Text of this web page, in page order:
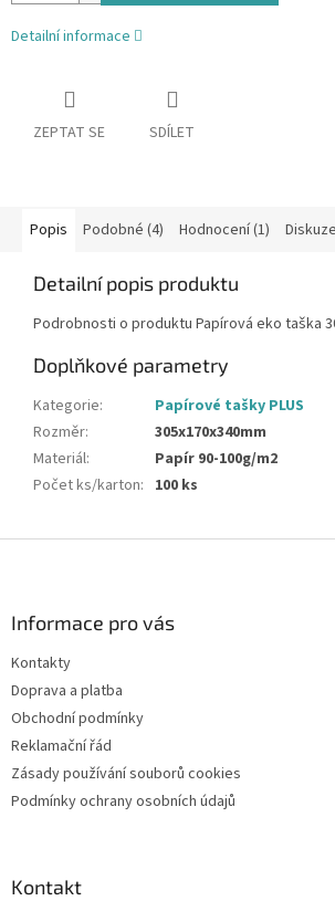
Detailní informace
ZEPTAT SE SDÍLET
Popis Podobné (4) Hodnocení (1) Diskuze
Detailní popis produktu
Podrobnosti o produktu Papírová eko taška
Doplňkové parametry
Kategorie:
Papírové tašky PLUS
Rozměr:
305x170x340mm
Materiál:
Papír 90-100g/m2
Počet ks/karton: 100 ks
Informace pro vás
Kontakty
Doprava a platba
Obchodní podmínky
Reklamační řád
Zásady používání souborů cookies
Podmínky ochrany osobních údajů
Kontakt